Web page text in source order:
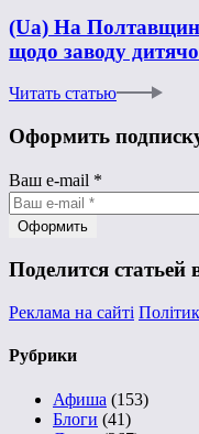
(Ua) На
щодо заводу
Читать статью
Оформить
Ваш e-mail *
Поделится статьей
Реклама на сайті
Рубрики
Афиша (153)
Блоги (41)